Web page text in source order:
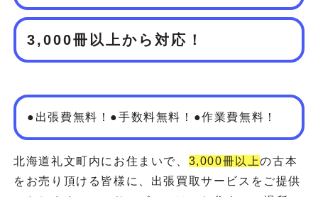
3,000冊以上から対応！
●出張費無料！●手数料無料！●作業費無料！
北海道礼文町内にお住まいで、 3,000冊以上の古本
をお売り頂ける皆様に、出張買取サービスをご提供